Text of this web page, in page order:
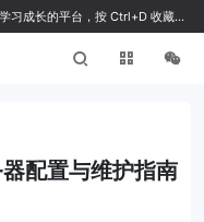
习成长的平台，按 Ctrl+D 收藏我
配置与维护指南